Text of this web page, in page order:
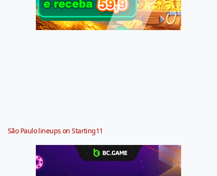
São Paulo lineups on Starting11